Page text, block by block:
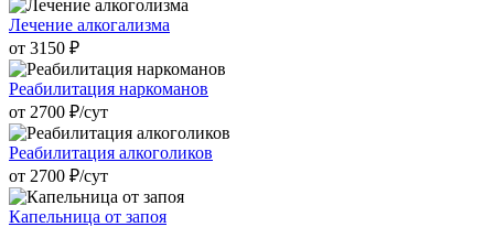
Лечение алкогализма
от 3150 ₽
Реабилитация наркоманов
от 2700 ₽/cут
Реабилитация алкоголиков
от 2700 ₽/cут
Капельница от запоя